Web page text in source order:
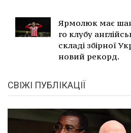
Ярмолюк має
го клубу
складі збірної
новий рекорд.
СВІЖІ ПУБЛІКАЦІЇ